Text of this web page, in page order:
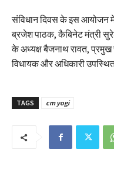
संविधान दिवस के इस आयोजन में
ब्रजेश पाठक, कैबिनेट मंत्री
के अध्यक्ष बैजनाथ रावत,
विधायक और अधिकारी
TAGS cm yogi